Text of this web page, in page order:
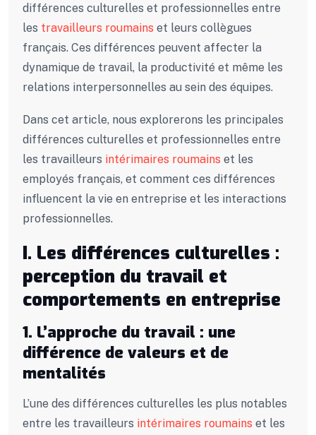
différences culturelles et professionnelles entre
les travailleurs roumains et leurs collègues
français. Ces différences peuvent affecter la
dynamique de travail, la productivité et même les
relations interpersonnelles au sein des équipes.
Dans cet article, nous explorerons les principales
différences culturelles et professionnelles entre
les travailleurs intérimaires roumains et les
employés français, et comment ces différences
influencent la vie en entreprise et les interactions
professionnelles.
I. Les différences culturelles :
perception du travail et
comportements en entreprise
1. L’approche du travail : une
différence de valeurs et de
mentalités
L’une des différences culturelles les plus notables
entre les travailleurs intérimaires roumains et les